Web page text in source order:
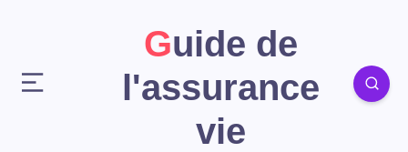
Guide de
l'assurance
vie